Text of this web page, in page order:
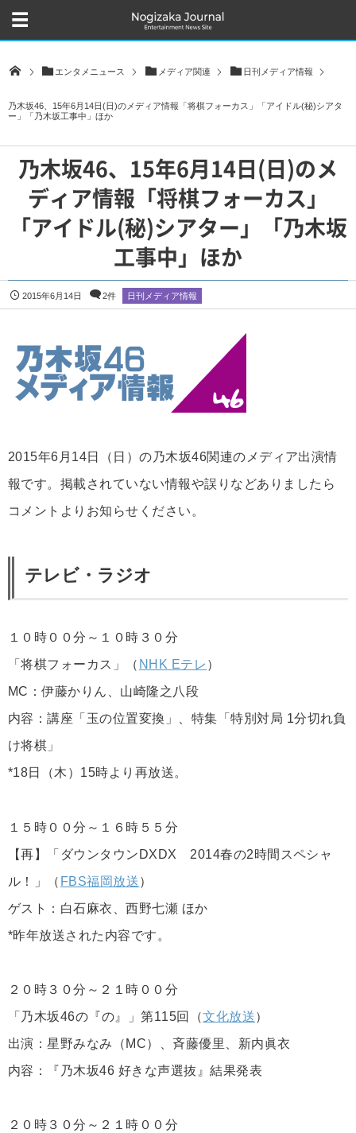
エンタメニュース メディア関連 日刊メディア情報
乃木坂46、15年6月14日(日)のメディア情報「将棋フォーカス」「アイドル(秘)シアタ
ー」「乃木坂工事中」ほか
乃木坂46、15年6月14日(日)のメ
ディア情報「将棋フォーカス」
「アイドル(秘)シアター」「乃木坂
工事中」ほか
2015年6月14日 2件 日刊メディア情報
2015年6月14日（日）の乃木坂46関連のメディア出演情
報です。掲載されていない情報や誤りなどありましたら
コメントよりお知らせください。
テレビ・ラジオ
１０時００分～１０時３０分
「将棋フォーカス」（ NHK Eテレ ）
MC：伊藤かりん、山崎隆之八段
内容：講座「玉の位置変換」、特集「特別対局 1分切れ負
け将棋」
*18日（木）15時より再放送。
１５時００分～１６時５５分
【再】「ダウンタウンDXDX 2014春の2時間スペシャ
ル！」（ FBS福岡放送）
ゲスト：白石麻衣、西野七瀬 ほか
*昨年放送された内容です。
２０時３０分～２１時００分
「乃木坂46の『の』」第115回（文化放送）
出演：星野みなみ（MC）、斉藤優里、新内眞衣
内容：『乃木坂46 好きな声選抜』結果発表
２０時３０分～２１時００分